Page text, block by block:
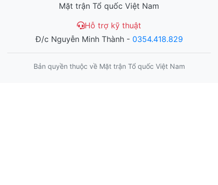
Mặt trận Tổ quốc Việt Nam
Hỗ trợ kỹ thuật
Đ/c Nguyễn Minh Thành - 0354.418.829
Bản quyền thuộc về Mặt trận Tổ quốc Việt Nam